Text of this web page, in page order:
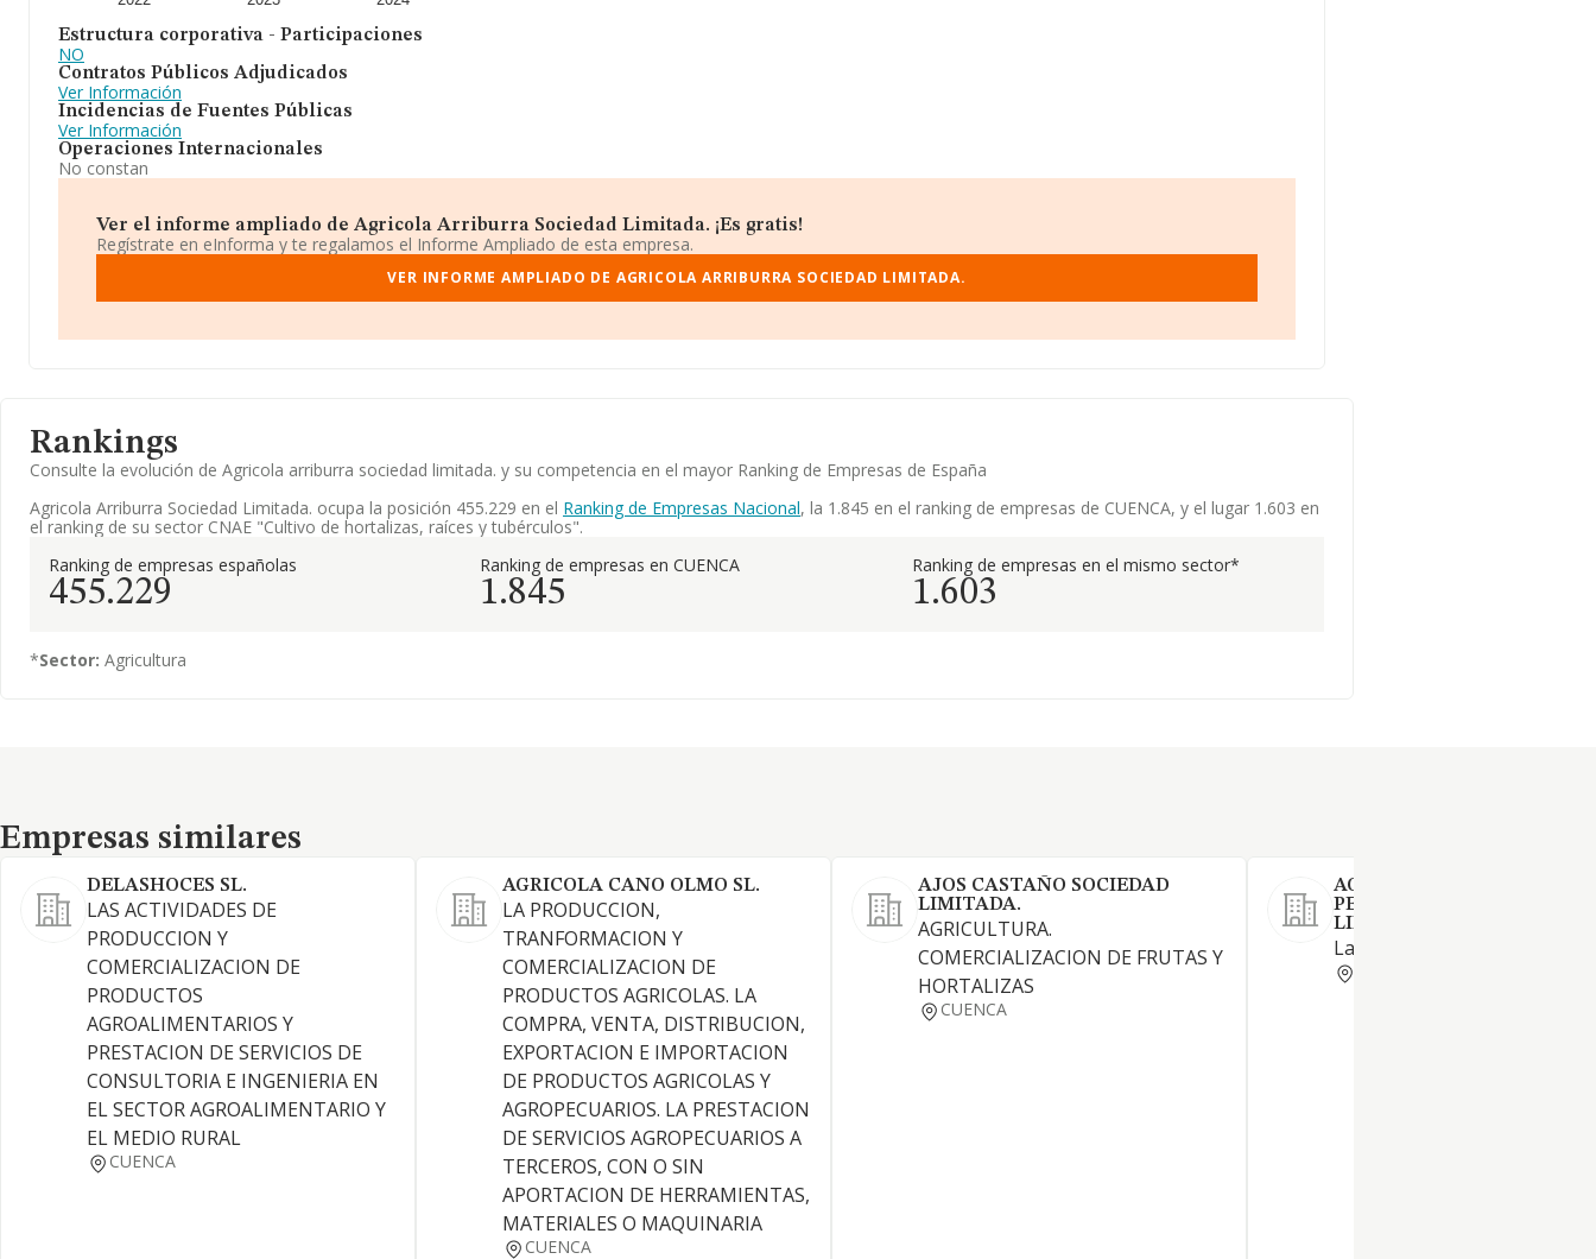
Estructura corporativa - Participaciones
NO
Contratos Públicos Adjudicados
Ver Información
Incidencias de Fuentes Públicas
Ver Información
Operaciones Internacionales
No constan
Ver el informe ampliado de Agricola Arriburra Sociedad Limitada. ¡Es gratis!
Regístrate en eInforma y te regalamos el Informe Ampliado de esta empresa.
VER INFORME AMPLIADO DE AGRICOLA ARRIBURRA SOCIEDAD LIMITADA.
Rankings
Consulte la evolución de Agricola arriburra sociedad limitada. y su competencia en el mayor Ranking de Empresas de España
Agricola Arriburra Sociedad Limitada. ocupa la posición 455.229 en el Ranking de Empresas Nacional, la 1.845 en el ranking de empresas de CUENCA, y el lugar 1.603 en
el ranking de su sector CNAE "Cultivo de hortalizas, raíces y tubérculos".
Ranking de empresas españolas
455.229
Ranking de empresas en CUENCA
1.845
Ranking de empresas en el mismo sector*
1.603
*Sector: Agricultura
Empresas similares
Empresas similares
DELASHOCES SL.
LAS ACTIVIDADES DE
PRODUCCION Y
COMERCIALIZACION DE
PRODUCTOS
AGROALIMENTARIOS Y
PRESTACION DE SERVICIOS DE
CONSULTORIA E INGENIERIA EN
EL SECTOR AGROALIMENTARIO Y
EL MEDIO RURAL
CUENCA
AGRICOLA CANO OLMO SL.
LA PRODUCCION,
TRANFORMACION Y
COMERCIALIZACION DE
PRODUCTOS AGRICOLAS. LA
COMPRA, VENTA, DISTRIBUCION,
EXPORTACION E IMPORTACION
DE PRODUCTOS AGRICOLAS Y
AGROPECUARIOS. LA PRESTACION
DE SERVICIOS AGROPECUARIOS A
TERCEROS, CON O SIN
APORTACION DE HERRAMIENTAS,
MATERIALES O MAQUINARIA
CUENCA
AJOS CASTAÑO SOCIEDAD
LIMITADA.
AGRICULTURA.
COMERCIALIZACION DE FRUTAS Y
HORTALIZAS
CUENCA
AGRICOLA HERMANOS
PEÑARANDA GARCIA
LIMITADA.
La explotación agrícola en